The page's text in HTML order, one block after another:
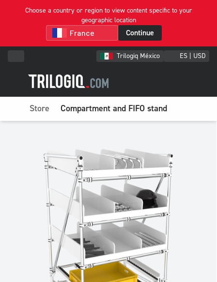
Choose a country or region to view content specific to your
geographic location
Continue
Trilogiq México ES | USD
Store Compartment and FIFO stand